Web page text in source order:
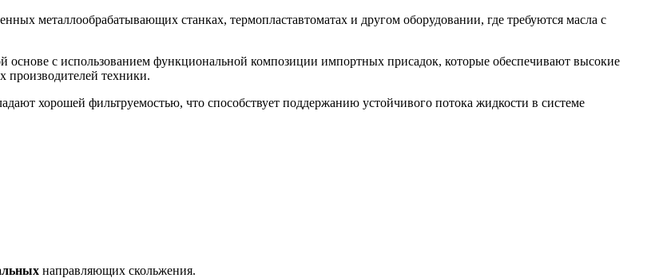
металлообрабатывающих станках, термопластавтоматах и другом оборудовании, где требуются масла с
основе с использованием функциональной композиции импортных присадок, которые обеспечивают высокие
производителей техники.
хорошей фильтруемостью, что способствует поддержанию устойчивого потока жидкости в системе
направляющих скольжения.